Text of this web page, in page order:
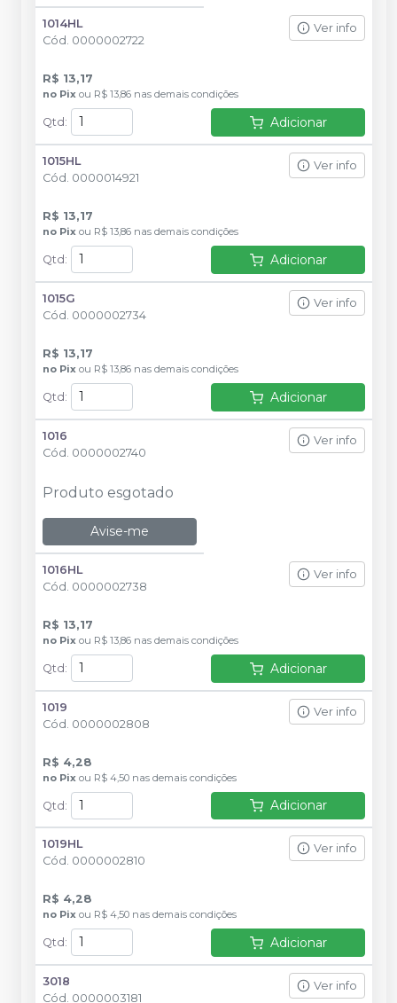
1014HL
Cód. 0000002722
Ver info
R$ 13,17
no Pix ou R$ 13,86 nas demais condições
Qtd : Adicionar
1015HL
Cód. 0000014921
Ver info
R$ 13,17
no Pix ou R$ 13,86 nas demais condições
Qtd : Adicionar
1015G
Cód. 0000002734
Ver info
R$ 13,17
no Pix ou R$ 13,86 nas demais condições
Qtd : Adicionar
1016
Cód. 0000002740
Ver info
Produto esgotado
Avise-me
1016HL
Cód. 0000002738
Ver info
R$ 13,17
no Pix ou R$ 13,86 nas demais condições
Qtd : Adicionar
1019
Cód. 0000002808
Ver info
R$ 4,28
no Pix ou R$ 4,50 nas demais condições
Qtd: Adicionar
1019HL
Cód. 0000002810
Ver info
R$ 4,28
no Pix ou R$ 4,50 nas demais condições
Qtd : Adicionar
3018
Cód. 0000003181
Ver info